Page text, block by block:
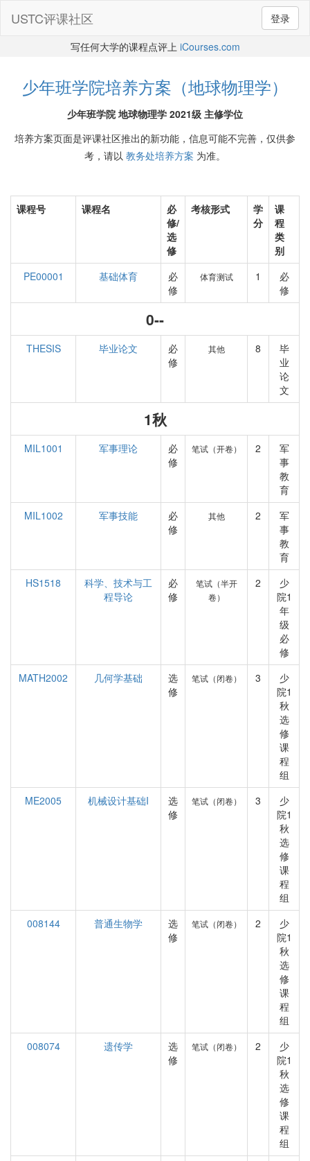
登录
USTC评课社区
写任何大学的课程点评上 iCourses.com
少年班学院培养方案（地球物理学）
少年班学院 地球物理学 2021级 主修学位
培养方案页面是评课社区推出的新功能，信息可能不完善，仅供参
考，请以 教务处培养方案 为准。
课程号 课程名
必
修/
选
修
考核形式
学
分
课
程
类
别
PE00001
基础体育
必
修
体育测试 1
必
修
0--
THESIS 毕业论文
必
修
其他 8
毕
业
论
文
1秋
MIL1001 军事理论
必
修
笔试（开卷） 2
军
事
教
育
MIL1002
军事技能
必
修
其他 2
军
事
教
育
HS1518
科学、技术与工
程导论
必
修
笔试（半开
卷）
2
少
院1
年
级
必
修
MATH2002
几何学基础
选
修
笔试（闭卷） 3
少
院1
秋
选
修
课
程
组
ME2005
机械设计基础I
选
修
笔试（闭卷） 3
少
院1
秋
选
修
课
程
组
008144
普通生物学
选
修
笔试（闭卷） 2
少
院1
秋
选
修
课
程
组
008074
遗传学
选
修
笔试（闭卷） 2
少
院1
秋
选
修
课
程
组